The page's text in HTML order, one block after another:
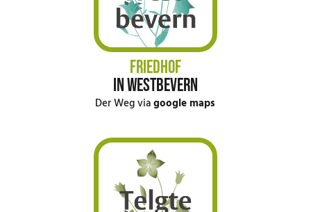
FRIEDHOF
IN WESTBEVERN
Der Weg viagoogle maps